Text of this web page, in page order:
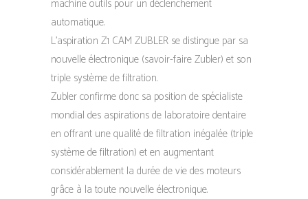
machine outils pour un déclenchement
automatique.
L’aspiration Z1 CAM ZUBLER se distingue par sa
nouvelle électronique (savoir-faire Zubler) et son
triple système de filtration.
Zubler confirme donc sa position de spécialiste
mondial des aspirations de laboratoire dentaire
en offrant une qualité de filtration inégalée (triple
système de filtration) et en augmentant
considérablement la durée de vie des moteurs
grâce à la toute nouvelle électronique.